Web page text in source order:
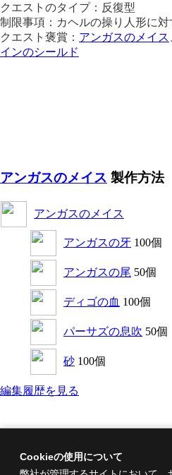
クエストのタイプ：反復型
制限事項：カヘルの操り人形に
クエスト褒賞： アンガスのメイス
インのシールド
アンガスのメイス 製作方法
アンガスのメイス
アンガスの牙 100個
アンガスの尾 50個
ディゴの血 100個
パーサズの息吹 50個
砂 100個
編集履歴を見る
Cookieの使用について